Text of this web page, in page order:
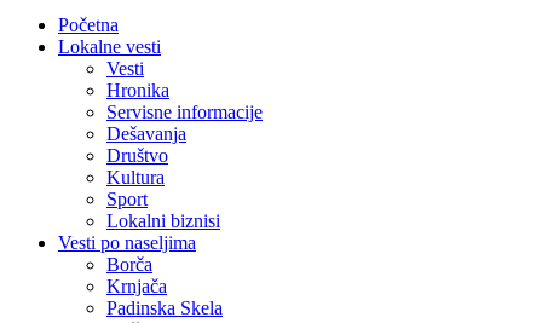
Početna
Lokalne vesti
Vesti
Hronika
Servisne informacije
Dešavanja
Društvo
Kultura
Sport
Lokalni biznisi
Vesti po naseljima
Borča
Krnjača
Padinska Skela